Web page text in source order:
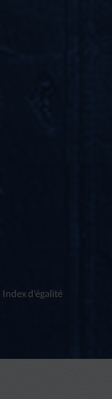
Index d'égalité